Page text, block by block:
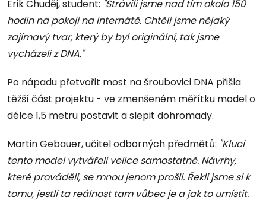
Erik Chuděj, student: "Strávili jsme nad tím okolo 150
hodin na pokoji na internátě. Chtěli jsme nějaký
zajímavý tvar, který by byl originální, tak jsme
vycházeli z DNA."
Po nápadu přetvořit most na šroubovici DNA přišla
těžší část projektu - ve zmenšeném měřítku model o
délce 1,5 metru postavit a slepit dohromady.
Martin Gebauer, učitel odborných předmětů: "Kluci
tento model vytvářeli velice samostatně. Návrhy,
které prováděli, se mnou jenom prošli. Řekli jsme si k
tomu, jestli ta reálnost tam vůbec je a jak to umístit.